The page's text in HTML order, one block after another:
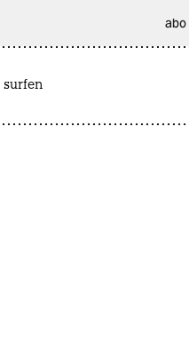
abo
surfen